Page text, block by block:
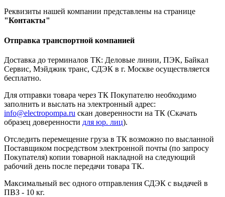
Реквизиты нашей компании представлены на странице
"Контакты"
Отправка транспортной компанией
Доставка до терминалов ТК: Деловые линии, ПЭК, Байкал
Сервис, Мэйджик транс, СДЭК в г. Москве осуществляется
бесплатно.
Для отправки товара через ТК Покупателю необходимо
заполнить и выслать на электронный адрес:
info@electropompa.ru скан доверенности на ТК (Скачать
образец доверенности для юр. лиц).
Отследить перемещение груза в ТК возможно по высланной
Поставщиком посредством электронной почты (по запросу
Покупателя) копии товарной накладной на следующий
рабочий день после передачи товара ТК.
Максимальный вес одного отправления СДЭК с выдачей в
ПВЗ - 10 кг.